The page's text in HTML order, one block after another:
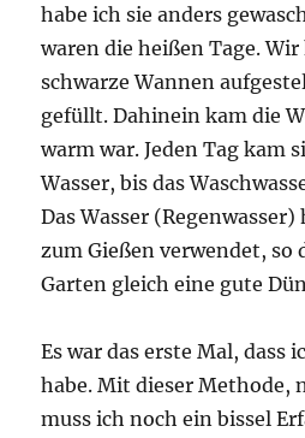
habe ich sie anders
waren die heißen Tage. Wir
schwarze Wannen
gefüllt. Dahinein kam die
warm war. Jeden Tag kam
Wasser, bis das
Das Wasser
zum Gießen verwendet, so
Garten gleich eine gute
Es war das erste Mal, dass
habe. Mit dieser Methode,
muss ich noch ein bissel